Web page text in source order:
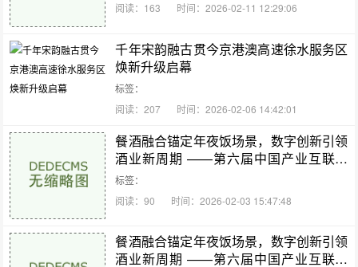
阅读：163
时间：2026-02-11 12:29:06
千年宋韵融古贯今京港澳高速徐水服务区
焕新升级启幕
标签：
阅读：207
时间：2026-02-06 14:42:01
餐酒融合锚定年夜饭场景，数字创新引领
酒业新周期 ——第六届中国产业互联网
酒品牌文化节纪实
标签：
阅读：90
时间：2026-02-03 15:47:48
餐酒融合锚定年夜饭场景，数字创新引领
酒业新周期 ——第六届中国产业互联网